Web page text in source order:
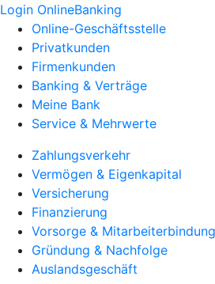
Login OnlineBanking
Online-Geschäftsstelle
Privatkunden
Firmenkunden
Banking & Verträge
Meine Bank
Service & Mehrwerte
Zahlungsverkehr
Vermögen & Eigenkapital
Versicherung
Finanzierung
Vorsorge & Mitarbeiterbindung
Gründung & Nachfolge
Auslandsgeschäft